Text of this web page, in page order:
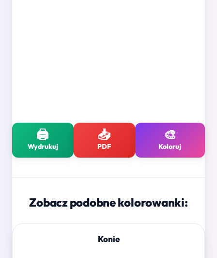
🖨️
Wydrukuj
📥
PDF
🎨
Koloruj
Zobacz podobne kolorowanki:
Konie